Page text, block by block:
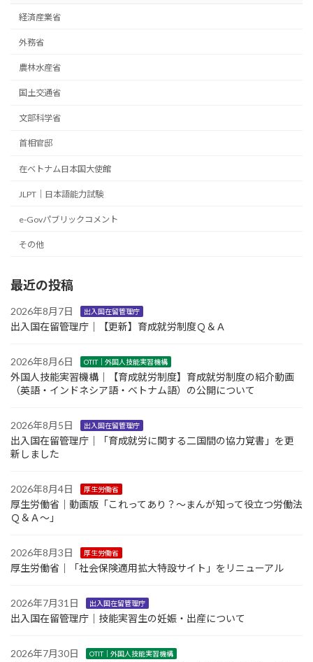
経済産業省
外務省
農林水産省
国土交通省
文部科学省
首相官邸
在ベトナム日本国大使館
JLPT｜日本語能力試験
e-Govパブリックコメント
その他
最近の投稿
2026年8月7日 出入国在留管理庁
出入国在留管理庁｜【更新】育成就労制度Ｑ＆Ａ
2026年8月6日 OTIT｜外国人技能実習機構
外国人技能実習機構｜【育成就労制度】育成就労制度の紹介動画
（英語・インドネシア語・ベトナム語）の公開について
2026年8月5日 出入国在留管理庁
出入国在留管理庁｜「育成就労に関する二国間の協力覚書」を更
新しました
2026年8月4日 厚生労働省
厚生労働省｜動画版「これってあり？～まんが知って役立つ労働法
Ｑ＆Ａ～」
2026年8月3日 厚生労働省
厚生労働省｜「社会保険適用拡大特設サイト」をリニューアル
2026年7月31日 出入国在留管理庁
出入国在留管理庁｜技能実習生の妊娠・出産について
2026年7月30日 OTIT｜外国人技能実習機構